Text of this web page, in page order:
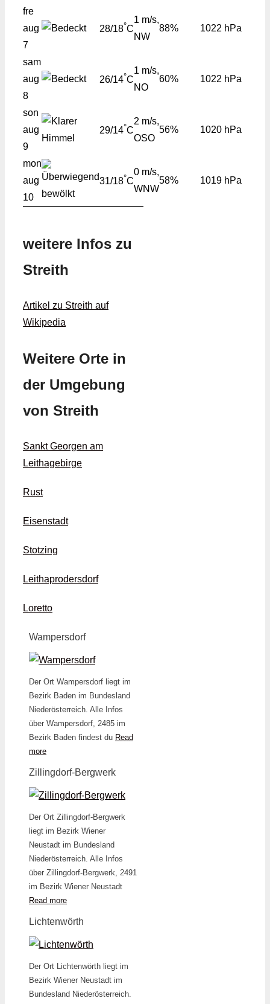
fre
aug
7
28/18°C
1 m/s,
NW
88% 1022 hPa
sam
aug
8
26/14°C
1 m/s,
NO
60% 1022 hPa
son
aug
9
29/14°C
2 m/s,
OSO
56% 1020 hPa
mon
aug
10
31/18°C
0 m/s,
WNW
58% 1019 hPa
weitere Infos zu
Streith
Artikel zu Streith auf
Wikipedia
Weitere Orte in
der Umgebung
von Streith
Sankt Georgen am
Leithagebirge
Rust
Eisenstadt
Stotzing
Leithaprodersdorf
Loretto
Wampersdorf
Der Ort Wampersdorf liegt im
Bezirk Baden im Bundesland
Niederösterreich. Alle Infos
über Wampersdorf, 2485 im
Bezirk Baden findest du Read
more
Zillingdorf-Bergwerk
Der Ort Zillingdorf-Bergwerk
liegt im Bezirk Wiener
Neustadt im Bundesland
Niederösterreich. Alle Infos
über Zillingdorf-Bergwerk, 2491
im Bezirk Wiener Neustadt
Read more
Lichtenwörth
Der Ort Lichtenwörth liegt im
Bezirk Wiener Neustadt im
Bundesland Niederösterreich.